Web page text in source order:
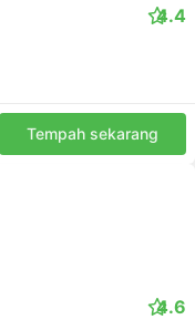
4.4
Tempah sekarang
4.6